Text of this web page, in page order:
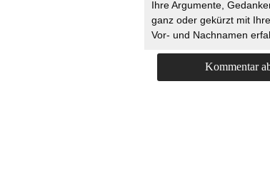
Ihre Argumente,
ganz oder gekürzt mit
Vor- und Nachnamen